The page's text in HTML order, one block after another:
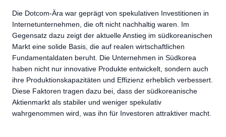
Die Dotcom-Ära war geprägt von spekulativen Investitionen in
Internetunternehmen, die oft nicht nachhaltig waren. Im
Gegensatz dazu zeigt der aktuelle Anstieg im südkoreanischen
Markt eine solide Basis, die auf realen wirtschaftlichen
Fundamentaldaten beruht. Die Unternehmen in Südkorea
haben nicht nur innovative Produkte entwickelt, sondern auch
ihre Produktionskapazitäten und Effizienz erheblich verbessert.
Diese Faktoren tragen dazu bei, dass der südkoreanische
Aktienmarkt als stabiler und weniger spekulativ
wahrgenommen wird, was ihn für Investoren attraktiver macht.